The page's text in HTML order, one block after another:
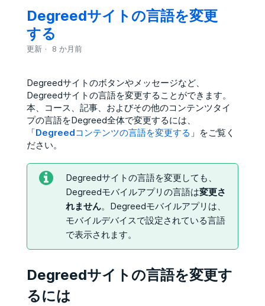
Degreedサイトの言語を変更
する
更新 8 か月前
Degreedサイトのボタンやメッセージなど、
Degreedサイトの言語を変更することができます。
本、コース、記事、およびその他のコンテンツタイ
プの言語をDegreed全体で変更するには、
「Degreedコンテンツの言語を変更する 」をご覧く
ださい。
Degreedサイトの言語を変更しても、
Degreedモバイルアプリの言語は変更さ
れません。Degreedモバイルアプリは、
モバイルデバイスで設定されている言語
で表示されます。
Degreedサイトの言語を変更す
るには